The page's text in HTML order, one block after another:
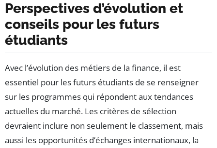
Perspectives d’évolution et
conseils pour les futurs
étudiants
Avec l’évolution des métiers de la finance, il est
essentiel pour les futurs étudiants de se renseigner
sur les programmes qui répondent aux tendances
actuelles du marché. Les critères de sélection
devraient inclure non seulement le classement, mais
aussi les opportunités d’échanges internationaux, la